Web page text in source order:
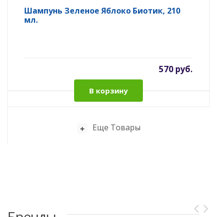
Шампунь Зеленое Яблоко Биотик, 210
мл.
570 руб.
В корзину
Еще Товары